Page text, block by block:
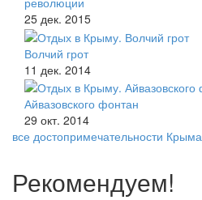
25 дек. 2015
Волчий грот
11 дек. 2014
Айвазовского фонтан
29 окт. 2014
все достопримечательности Крыма
Рекомендуем!